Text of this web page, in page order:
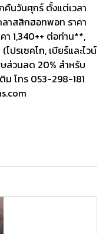
นวันศุกร์ ตั้งแต่เวลา
ลาสสิกฮอทพอท ราคา
1,340++ ต่อท่าน**,
ปรเซคโก, เบียร์และไวน์
ส่วนลด 20% สำหรับ
โทร 053-298-181